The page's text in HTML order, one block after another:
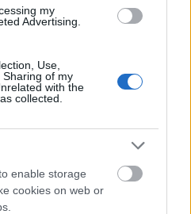
my
Advertising.
Use,
of my
with the
collected.
enable storage
cookies on web or
került adásba a BBC
kicsit több, mint 6
Királyságban), április óta
sorozat az 1970-es…
Tetszik